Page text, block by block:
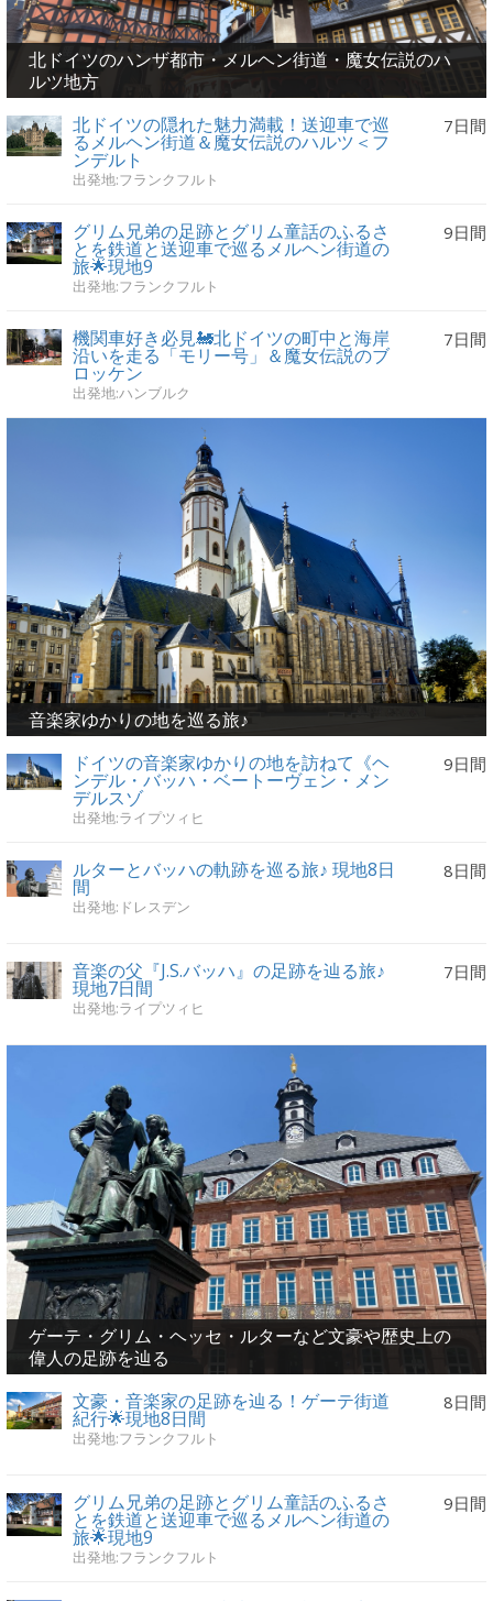
北ドイツのハンザ都市・メルヘン街道・魔女伝説のハ
ルツ地方
北ドイツの隠れた魅力満載！送迎車で巡
るメルヘン街道＆魔女伝説のハルツ＜フ
ンデルト
出発地:フランクフルト
7日間
グリム兄弟の足跡とグリム童話のふるさ
とを鉄道と送迎車で巡るメルヘン街道の
旅🌟現地9
出発地:フランクフルト
9日間
機関車好き必見🚂北ドイツの町中と海岸
沿いを走る「モリー号」＆魔女伝説のブ
ロッケン
出発地:ハンブルク
7日間
音楽家ゆかりの地を巡る旅♪
ドイツの音楽家ゆかりの地を訪ねて《ヘ
ンデル・バッハ・ベートーヴェン・メン
デルスゾ
出発地:ライプツィヒ
9日間
ルターとバッハの軌跡を巡る旅♪ 現地8日
間
出発地:ドレスデン
8日間
音楽の父『J.S.バッハ』の足跡を辿る旅♪
現地7日間
出発地:ライプツィヒ
7日間
ゲーテ・グリム・ヘッセ・ルターなど文豪や歴史上の
偉人の足跡を辿る
文豪・音楽家の足跡を辿る！ゲーテ街道
紀行🌟現地8日間
出発地:フランクフルト
8日間
グリム兄弟の足跡とグリム童話のふるさ
とを鉄道と送迎車で巡るメルヘン街道の
旅🌟現地9
出発地:フランクフルト
9日間